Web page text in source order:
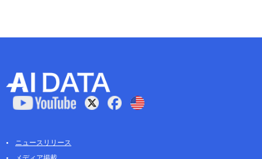
ニュースリリース